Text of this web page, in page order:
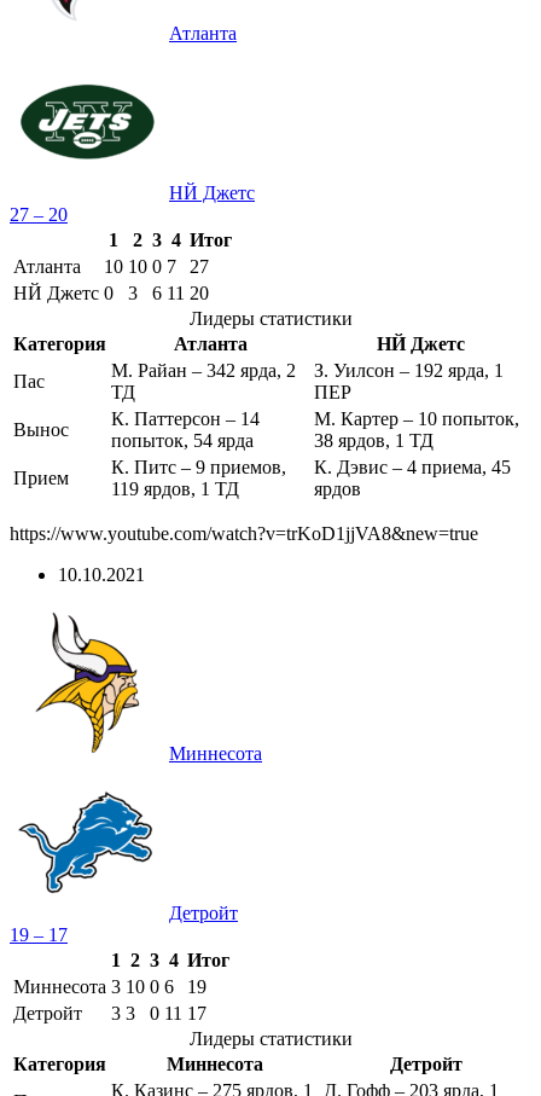
Атланта
НЙ Джетс
27 – 20
1
2 3 4 Итог
Атланта
10 10 0 7
27
НЙ Джетс 0 3 6 11 20
Лидеры статистики
Категория
Атланта
НЙ Джетс
Пас
М. Райан – 342 ярда, 2
ТД
З. Уилсон – 192 ярда, 1
ПЕР
Вынос
К. Паттерсон – 14
попыток, 54 ярда
М. Картер – 10 попыток,
38 ярдов, 1 ТД
Прием
К. Питс – 9 приемов,
119 ярдов, 1 ТД
К. Дэвис – 4 приема, 45
ярдов
https://www.youtube.com/watch?v=trKoD1jjVA8&new=true
10.10.2021
Миннесота
Детройт
19 – 17
1 2 3 4 Итог
Миннесота 3 10 0 6
19
Детройт
3 3 0 11 17
Лидеры статистики
Категория
Миннесота
Детройт
К. Казинс – 275 ярдов, 1 Д. Гофф – 203 ярда, 1